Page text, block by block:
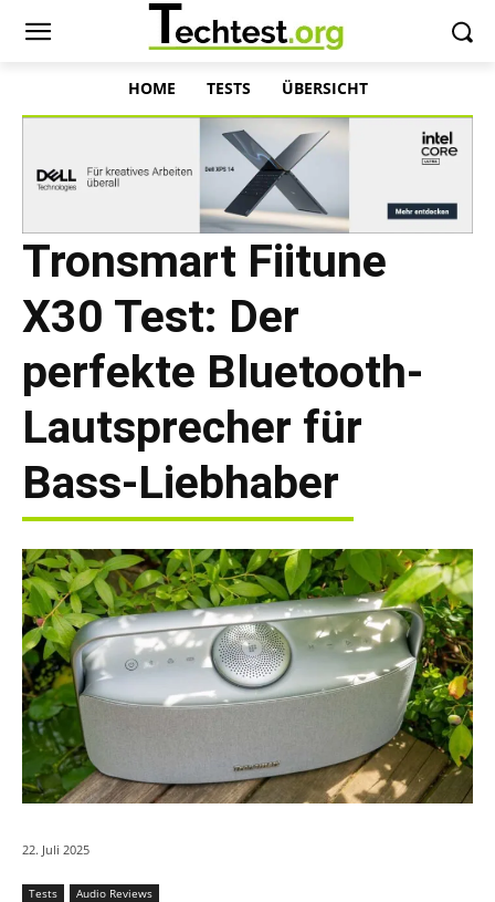
HOME TESTS ÜBERSICHT
Tronsmart Fiitune
X30 Test: Der
perfekte Bluetooth-
Lautsprecher für
Bass-Liebhaber
22. Juli 2025
Tests Audio Reviews